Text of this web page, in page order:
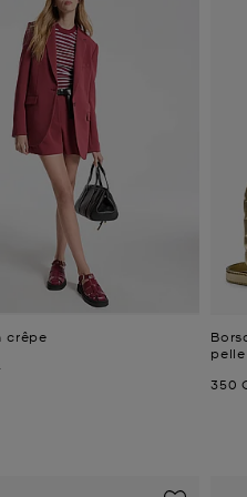
crêpe
350